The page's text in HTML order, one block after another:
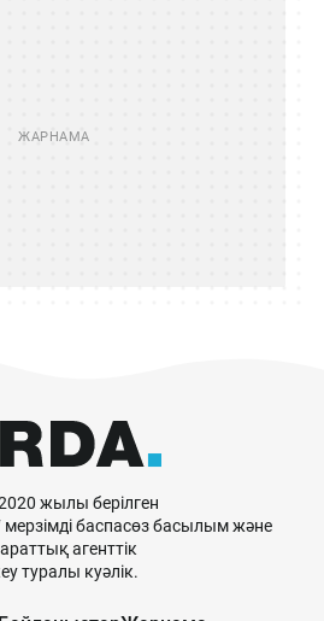
жылы берілген
баспасөз басылым және
агенттік
туралы куәлік.